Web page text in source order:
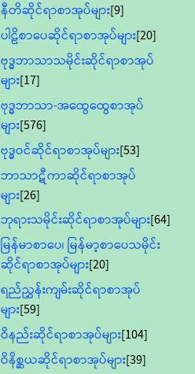
နီတိဆိုင်ရာစာအုပ်များ[9]
ပါဠိစာပေဆိုင်ရာစာအုပ်များ[20]
ဗုဒ္ဓဘာသာသမိုင်းဆိုင်ရာစာအုပ်
များ[17]
ဗုဒ္ဓဘာသာ-အထွေထွေစာအုပ်
များ[576]
ဗုဒ္ဓဝင်ဆိုင်ရာစာအုပ်များ[53]
ဘာသာဋီကာဆိုင်ရာစာအုပ်
များ[26]
ဘုရားသမိုင်းဆိုင်ရာစာအုပ်များ[64]
မြန်မာစာပေ၊ မြန်မာ့စာပေသမိုင်း
ဆိုင်ရာစာအုပ်များ[20]
ရည်ညွှန်းကျမ်းဆိုင်ရာစာအုပ်
များ[59]
ဝိနည်းဆိုင်ရာစာအုပ်များ[104]
ဝိနိစ္ဆယဆိုင်ရာစာအုပ်များ[39]